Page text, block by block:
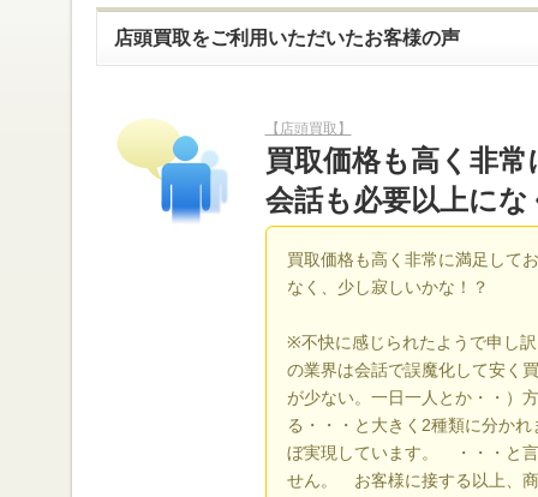
店頭買取をご利用いただいたお客様の声
【店頭買取】
買取価格も高く非
会話も必要以上に
買取価格も高く非常に満足して
なく、少し寂しいかな！？
※不快に感じられたようで申し
の業界は会話で誤魔化して安く
が少ない。一日一人とか・・）
る・・・と大きく2種類に分か
ぼ実現しています。 ・・・と
せん。 お客様に接する以上、